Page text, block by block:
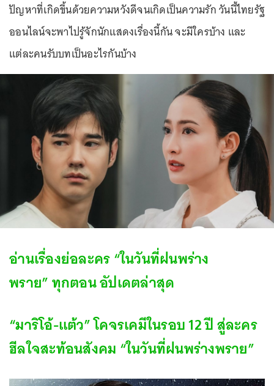
ปัญหาที่เกิดขึ้นด้วยความหวังดีจนเกิดเป็นความรัก วันนี้ไทยรัฐ
ออนไลน์จะพาไปรู้จักนักแสดงเรื่องนี้กัน จะมีใครบ้าง และ
แต่ละคนรับบทเป็นอะไรกันบ้าง
อ่านเรื่องย่อละคร “ในวันที่ฝนพร่าง
พราย” ทุกตอน อัปเดตล่าสุด
“มาริโอ้-แต้ว” โคจรเคมีในรอบ 12 ปี สู่ละคร
ฮีลใจสะท้อนสังคม “ในวันที่ฝนพร่างพราย”